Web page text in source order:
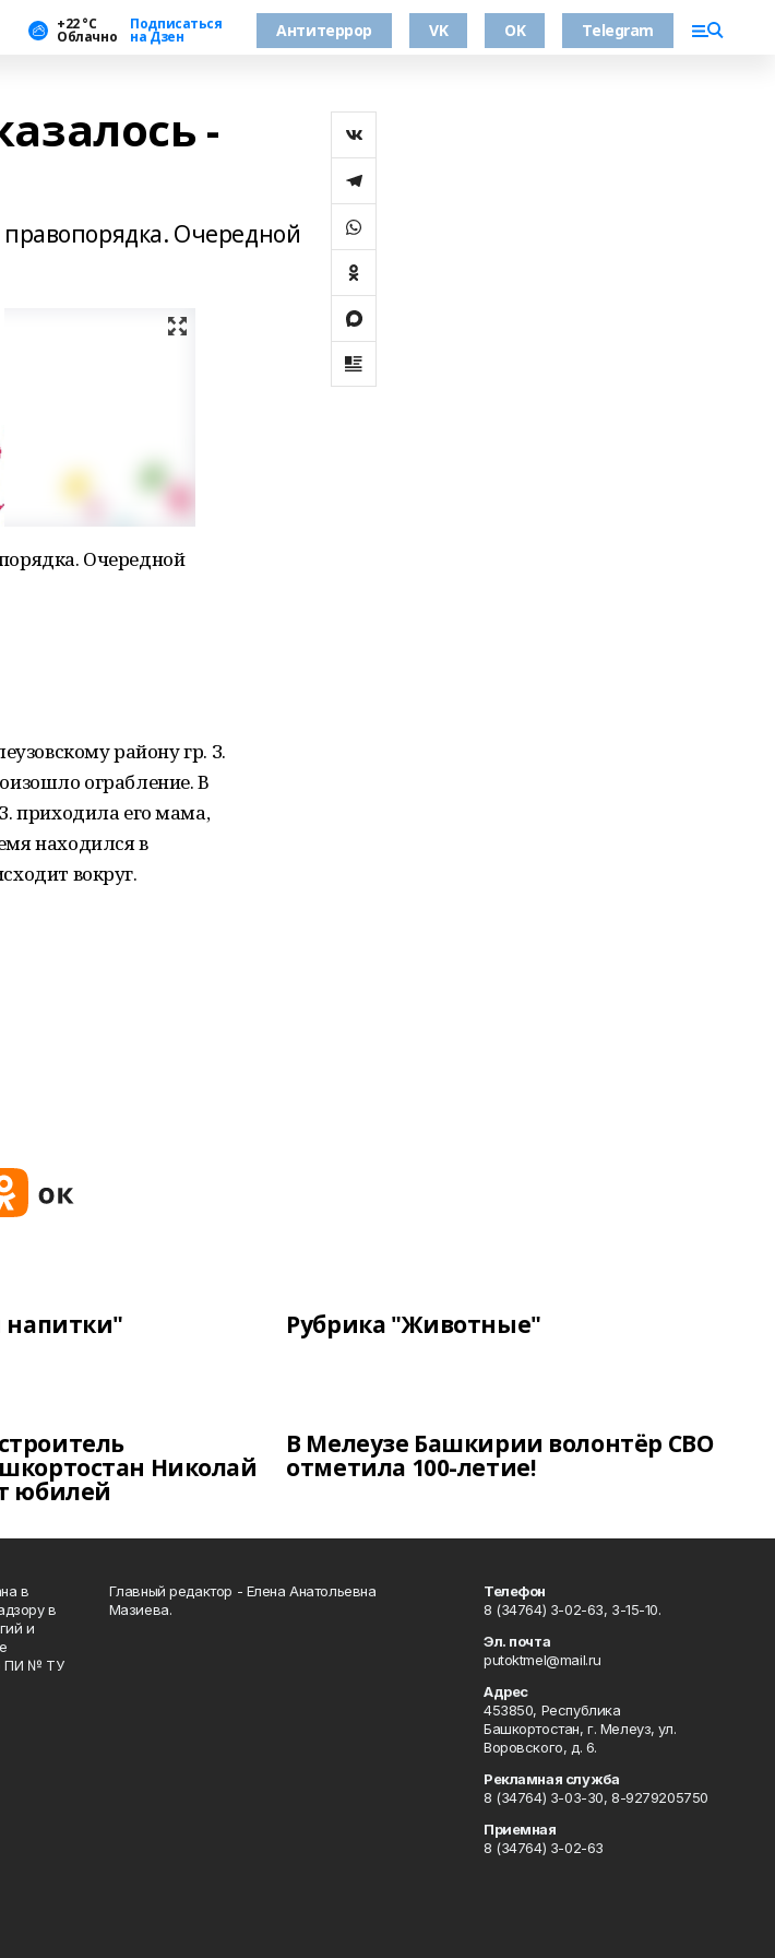
+22 °С
Облачно
Подписаться
на Дзен Антитеррор VK OK Telegram
-
правопорядка. Очередной
Очередной
району гр. З.
ограбление. В
приходила его мама,
находился в
вокруг.
напитки" Рубрика "Животные"
Николай
юбилей
В Мелеузе Башкирии волонтёр СВО
отметила 100-летие!
в
в
и
ПИ № ТУ
Главный редактор - Елена Анатольевна
Мазиева.
Телефон
8 (34764) 3-02-63, 3-15-10.
Эл. почта
putoktmel@mail.ru
Адрес
453850, Республика
Башкортостан, г. Мелеуз, ул.
Воровского, д. 6.
Рекламная служба
8 (34764) 3-03-30, 8-9279205750
Приемная
8 (34764) 3-02-63